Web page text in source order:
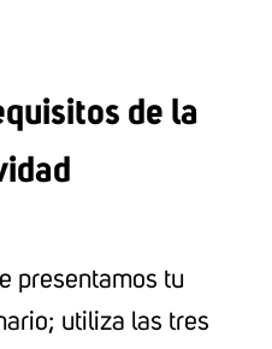
de la
presentamos tu
utiliza las tres